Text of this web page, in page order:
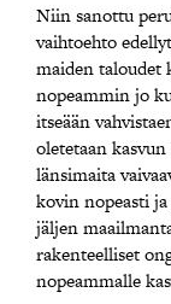
Niin sanottu
vaihtoehto
maiden taloudet
nopeammin jo
itseään
oletetaan
länsimaita
kovin nopeasti
jäljen
rakenteelliset
nopeammalle